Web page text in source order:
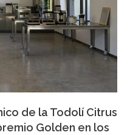
de la Todolí Citrus
Golden en los